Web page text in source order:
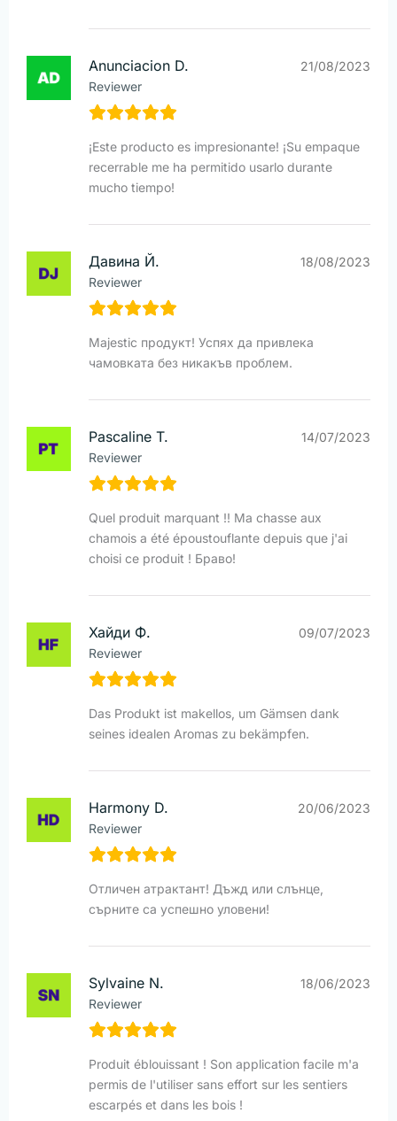
Anunciacion D.
Reviewer
21/08/2023
¡Este producto es impresionante! ¡Su empaque
recerrable me ha permitido usarlo durante
mucho tiempo!
Давина Й.
Reviewer
18/08/2023
Majestic продукт! Успях да привлека
чамовката без никакъв проблем.
Pascaline T.
Reviewer
14/07/2023
Quel produit marquant !! Ma chasse aux
chamois a été époustouflante depuis que j'ai
choisi ce produit ! Браво!
Хайди Ф.
Reviewer
09/07/2023
Das Produkt ist makellos, um Gämsen dank
seines idealen Aromas zu bekämpfen.
Harmony D.
Reviewer
20/06/2023
Отличен атрактант! Дъжд или слънце,
сърните са успешно уловени!
Sylvaine N.
Reviewer
18/06/2023
Produit éblouissant ! Son application facile m'a
permis de l'utiliser sans effort sur les sentiers
escarpés et dans les bois !